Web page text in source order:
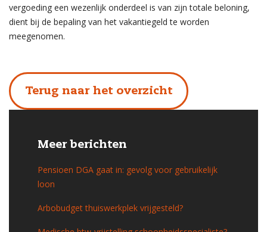
vergoeding een wezenlijk onderdeel is van zijn totale beloning,
dient bij de bepaling van het vakantiegeld te worden
meegenomen.
Terug naar het overzicht
Meer berichten
Pensioen DGA gaat in: gevolg voor gebruikelijk
loon
Arbobudget thuiswerkplek vrijgesteld?